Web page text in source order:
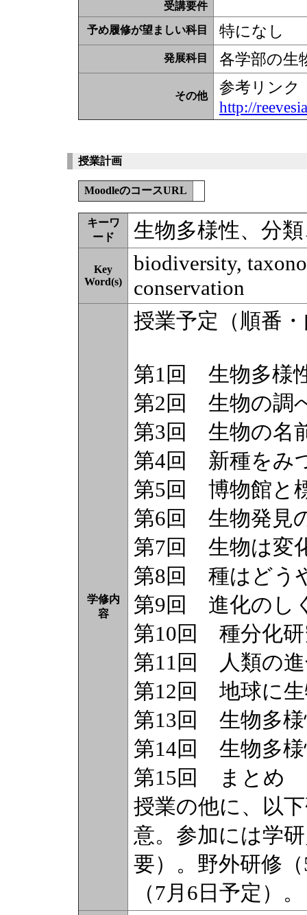
受講要件
予め履修が望ましい科目 特になし
発展科目 各学部の生
その他
参考リンク
http://
授業計画
MoodleのコースURL
キーワ
ード
生物多様性、分
Key
Word(s)
biodiversity,
conservation
学修内
容
授業予定（順番
第1回 生物
第2回 生物の
第3回 生物の名
第4回 新種をみ
第5回 博物館と
第6回 生物発見
第7回 生物は変
第8回 種はどう
第9回 進化の
第10回 種分化研
第11回 人類の
第12回 地球に
第13回 生物多
第14回 生物多
第15回 まとめ
授業の他に、以
意。参加には学
要）。野外研修
（7月6日予定）。